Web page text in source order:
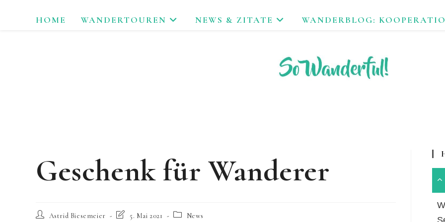
HOME WANDERTOUREN NEWS & ZITATE WANDERBLOG:
Geschenk für Wanderer
Beitrags-Astrid Biesemeier
Beitrag5. Mai 2021
Beitrags-
News